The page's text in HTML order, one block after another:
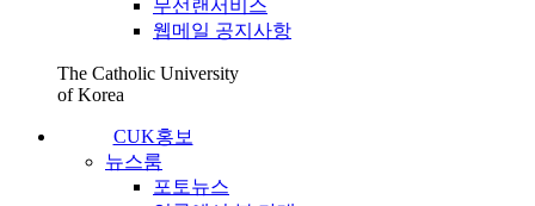
무선랜서비스
웹메일 공지사항
The Catholic University
of Korea
CUK홍보
뉴스룸
포토뉴스